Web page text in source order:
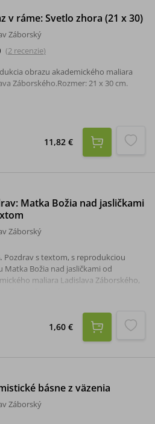
v ráme: Svetlo zhora (21 x 30)
Záborský
(2 recenzie)
obrazu akademického maliara
Záborského.Rozmer: 21 x 30 cm.
11,82 €
Matka Božia nad jasličkami
Záborský
. Pozdrav s textom, s reprodukciou
Matka Božia nad jasličkami od
maliara Ladislava Záborského,
1,60 €
básne z väzenia
Záborský